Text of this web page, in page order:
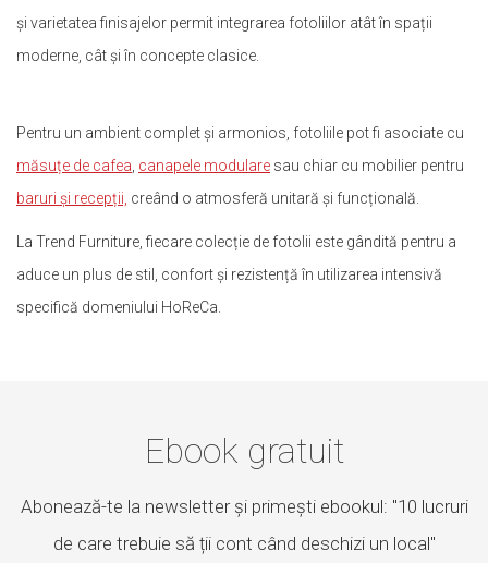
și varietatea finisajelor permit integrarea fotoliilor atât în spații
moderne, cât și în concepte clasice.
Pentru un ambient complet și armonios, fotoliile pot fi asociate cu
măsuțe de cafea canapele modulare sau chiar cu mobilier pentru
baruri și recepții, creând o atmosferă unitară și funcțională.
La Trend Furniture, fiecare colecție de fotolii este gândită pentru a
aduce un plus de stil, confort și rezistență în utilizarea intensivă
specifică domeniului HoReCa.
Ebook gratuit
Abonează-te la newsletter și primești ebookul: "10 lucruri
de care trebuie să ții cont când deschizi un local"